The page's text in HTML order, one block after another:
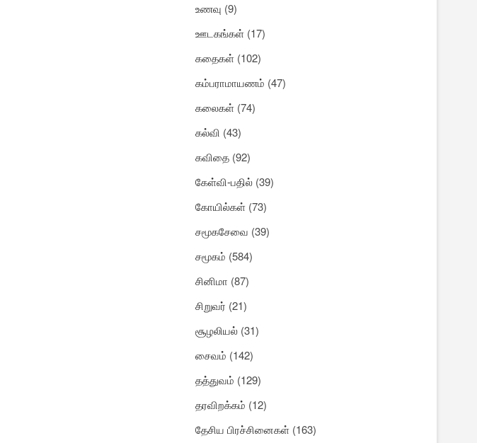
உணவு (9)
ஊடகங்கள் (17)
கதைகள் (102)
கம்பராமாயணம் (47)
கலைகள் (74)
கல்வி (43)
கவிதை (92)
கேள்வி-பதில் (39)
கோயில்கள் (73)
சமூகசேவை (39)
சமூகம் (584)
சினிமா (87)
சிறுவர் (21)
சூழலியல் (31)
சைவம் (142)
தத்துவம் (129)
தரவிறக்கம் (12)
தேசிய பிரச்சினைகள் (163)